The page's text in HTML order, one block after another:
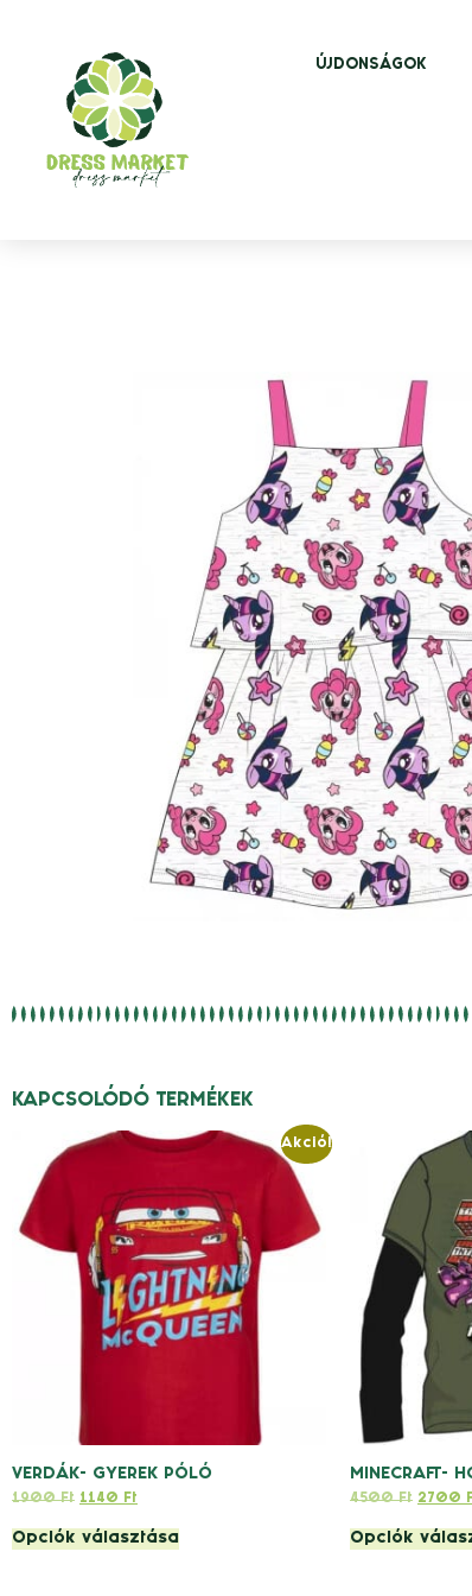
ÚJDONSÁGOK
KAPCSOLÓDÓ TERMÉKEK
Akció!
VERDÁK- GYEREK PÓLÓ
1900Ft 1140 Ft
Opciók választása
MINECRAFT-
4500Ft 2700
Opciók